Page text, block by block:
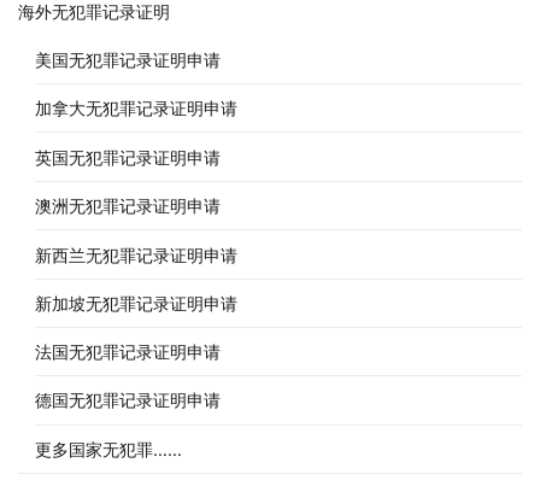
海外无犯罪记录证明
美国无犯罪记录证明申请
加拿大无犯罪记录证明申请
英国无犯罪记录证明申请
澳洲无犯罪记录证明申请
新西兰无犯罪记录证明申请
新加坡无犯罪记录证明申请
法国无犯罪记录证明申请
德国无犯罪记录证明申请
更多国家无犯罪……